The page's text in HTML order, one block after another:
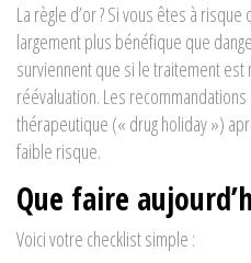
La règle d’or ? Si vous êtes à
largement plus bénéfique que
surviennent que si le traitement est
réévaluation. Les
thérapeutique (« drug holiday »)
faible risque.
Que faire
Voici votre checklist simple :